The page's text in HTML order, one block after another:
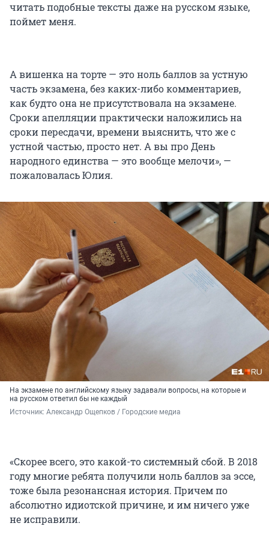
читать подобные тексты даже на русском языке,
поймет меня.
А вишенка на торте — это ноль баллов за устную
часть экзамена, без каких-либо комментариев,
как будто она не присутствовала на экзамене.
Сроки апелляции практически наложились на
сроки пересдачи, времени выяснить, что же с
устной частью, просто нет. А вы про День
народного единства — это вообще мелочи», —
пожаловалась Юлия.
На экзамене по английскому языку задавали вопросы, на которые и
на русском ответил бы не каждый
Источник: Александр Ощепков / Городские медиа
«Скорее всего, это какой-то системный сбой. В 2018
году многие ребята получили ноль баллов за эссе,
тоже была резонансная история. Причем по
абсолютно идиотской причине, и им ничего уже
не исправили.